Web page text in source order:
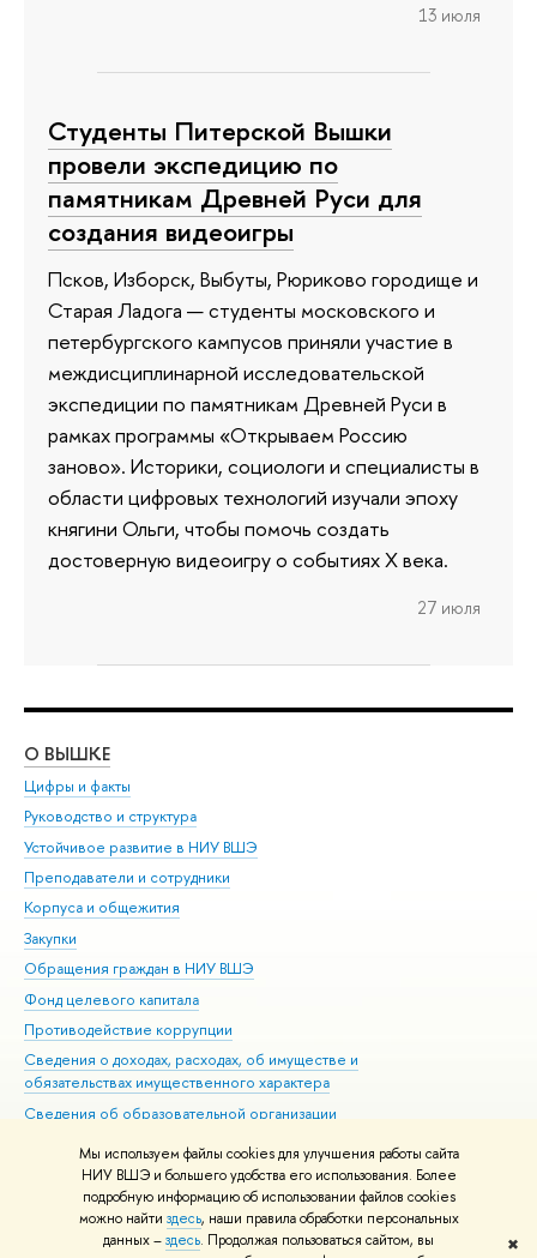
Мы используем файлы cookies для улучшения работы сайта
НИУ ВШЭ и большего удобства его использования. Более
подробную информацию об использовании файлов cookies
можно найти здесь, наши правила обработки персональных
данных –здесь. Продолжая пользоваться сайтом, вы
✖
13 июля
Студенты Питерской Вышки
провели экспедицию по
памятникам Древней Руси для
создания видеоигры
Псков, Изборск, Выбуты, Рюриково городище и
Старая Ладога — студенты московского и
петербургского кампусов приняли участие в
междисциплинарной исследовательской
экспедиции по памятникам Древней Руси в
рамках программы «Открываем Россию
заново». Историки, социологи и специалисты в
области цифровых технологий изучали эпоху
княгини Ольги, чтобы помочь создать
достоверную видеоигру о событиях X века.
27 июля
О ВЫШКЕ
Цифры и факты
Руководство и структура
Устойчивое развитие в НИУ ВШЭ
Преподаватели и сотрудники
Корпуса и общежития
Закупки
Обращения граждан в НИУ ВШЭ
Фонд целевого капитала
Противодействие коррупции
Сведения о доходах, расходах, об имуществе и
обязательствах имущественного характера
Сведения об образовательной организации
Людям с ограниченными возможностями здоровья
Единая платежная страница
Работа в Вышке